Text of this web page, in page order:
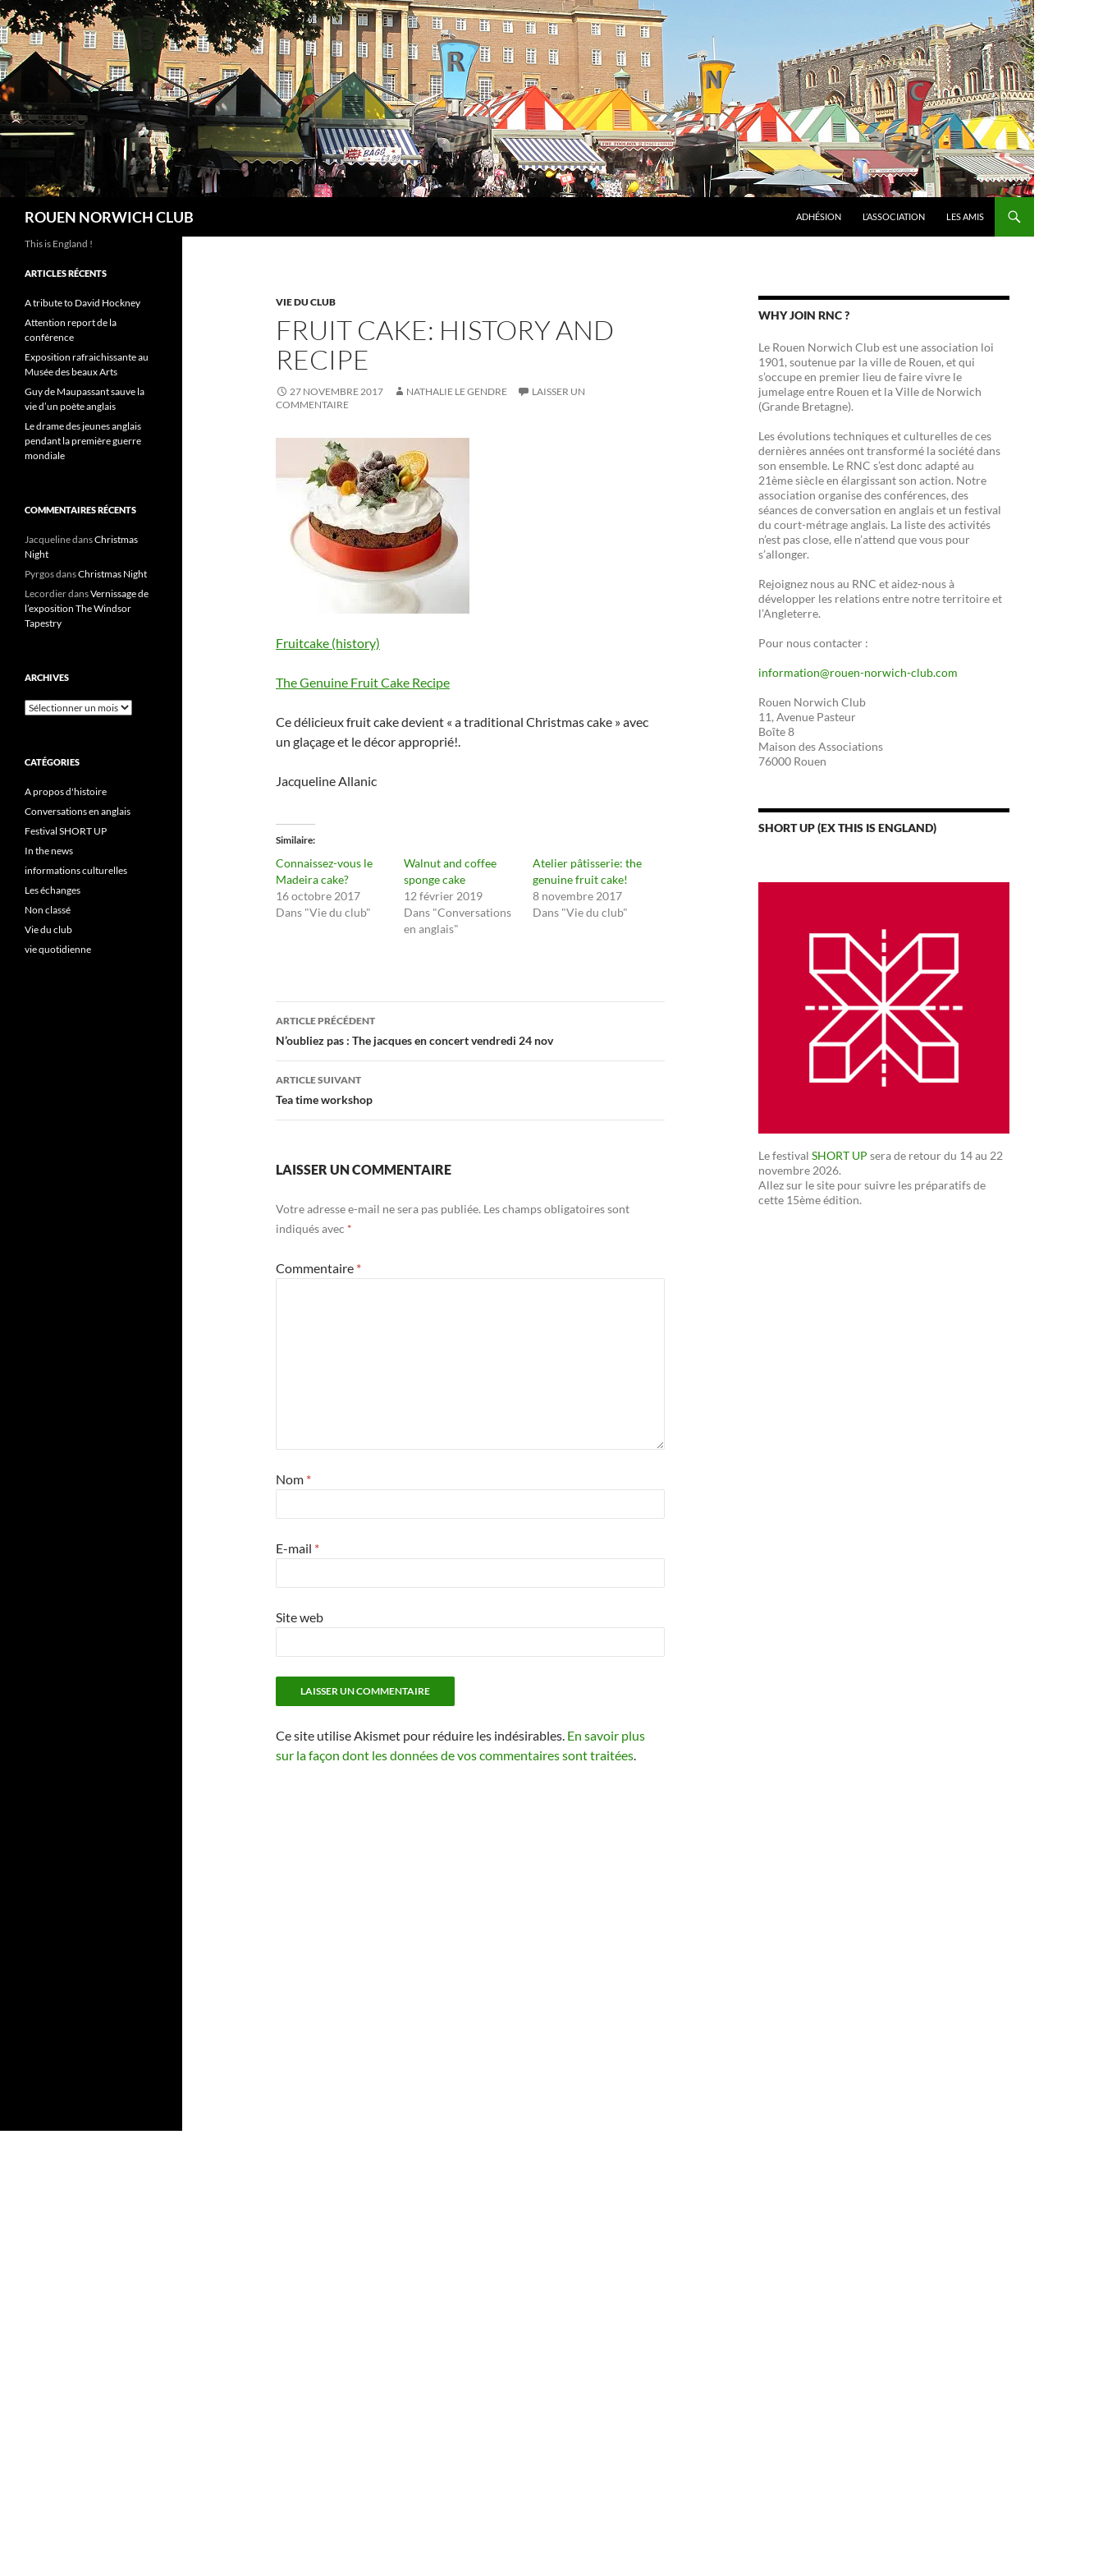
Aller
au
contenu
ROUEN NORWICH CLUB ADHÉSION L’ASSOCIATION LES AMIS
VIE DU CLUB
FRUIT CAKE: HISTORY AND
RECIPE
27 NOVEMBRE 2017 NATHALIE LE GENDRE
LAISSER UN
COMMENTAIRE
Fruitcake (history)
The Genuine Fruit Cake Recipe
Ce délicieux fruit cake devient « a traditional Christmas cake » avec
un glaçage et le décor approprié!.
Jacqueline Allanic
Similaire
Connaissez-vous le
Madeira cake?
16 octobre 2017
Dans "Vie du club"
Walnut and coffee
sponge cake
12 février 2019
Dans "Conversations
en anglais"
Atelier pâtisserie: the
genuine fruit cake!
8 novembre 2017
Dans "Vie du club"
Navigation
des
articles
ARTICLE PRÉCÉDENT
N’oubliez pas : The jacques en concert vendredi 24 nov
ARTICLE SUIVANT
Tea time workshop
LAISSER UN COMMENTAIRE
Votre adresse e-mail ne sera pas publiée. Les champs obligatoires sont
indiqués avec *
Commentaire *
Nom *
E-mail *
Site web
Ce site utilise Akismet pour réduire les indésirables. En savoir plus
sur la façon dont les données de vos commentaires sont traitées.
WHY JOIN RNC ?
Le Rouen Norwich Club est une association loi
1901, soutenue par la ville de Rouen, et qui
s’occupe en premier lieu de faire vivre le
jumelage entre Rouen et la Ville de Norwich
(Grande Bretagne).
Les évolutions techniques et culturelles de ces
dernières années ont transformé la société dans
son ensemble. Le RNC s’est donc adapté au
21ème siècle en élargissant son action. Notre
association organise des conférences, des
séances de conversation en anglais et un festival
du court-métrage anglais. La liste des activités
n’est pas close, elle n’attend que vous pour
s’allonger.
Rejoignez nous au RNC et aidez-nous à
développer les relations entre notre territoire et
l’Angleterre.
Pour nous contacter :
information@rouen-norwich-club.com
Rouen Norwich Club
11, Avenue Pasteur
Boîte 8
Maison des Associations
76000 Rouen
SHORT UP (EX THIS IS ENGLAND)
Le festival SHORT UP sera de retour du 14 au 22
novembre 2026.
Allez sur le site pour suivre les préparatifs de
cette 15ème édition.
This is England !
ARTICLES RÉCENTS
A tribute to David Hockney
Attention report de la
conférence
Exposition rafraichissante au
Musée des beaux Arts
Guy de Maupassant sauve la
vie d’un poète anglais
Le drame des jeunes anglais
pendant la première guerre
mondiale
COMMENTAIRES RÉCENTS
JacquelinedansChristmas
Night
PyrgosdansChristmas Night
LecordierdansVernissage de
l’exposition The Windsor
Tapestry
ARCHIVES
Archives
CATÉGORIES
A propos d'histoire
Conversations en anglais
Festival SHORT UP
In the news
informations culturelles
Les échanges
Non classé
Vie du club
vie quotidienne